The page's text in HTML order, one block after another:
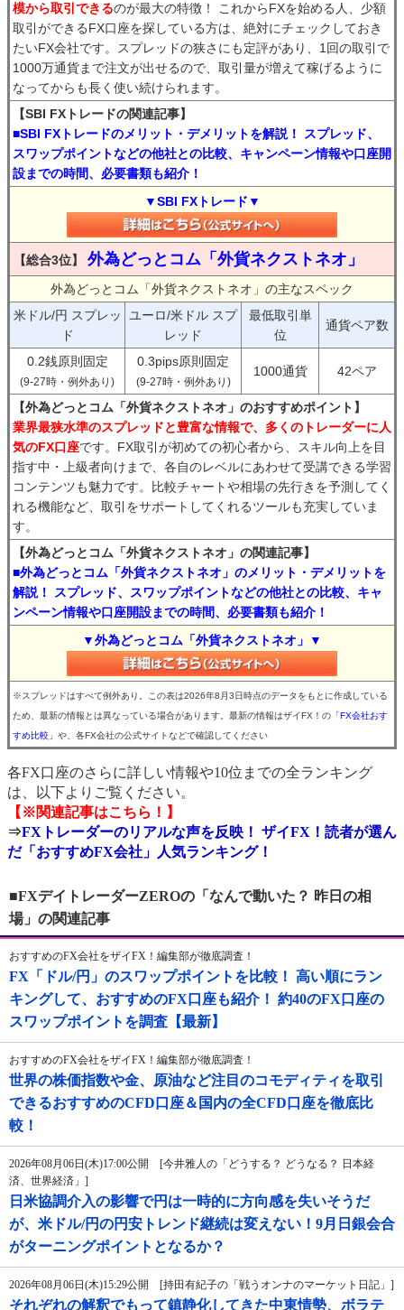
模から取引できるのが最大の特徴！ これからFXを始める人、少額
取引ができるFX口座を探している方は、絶対にチェックしておき
たいFX会社です。スプレッドの狭さにも定評があり、1回の取引で
1000万通貨まで注文が出せるので、取引量が増えて稼げるように
なってからも長く使い続けられます。
【SBI FXトレードの関連記事】
■SBI FXトレードのメリット・デメリットを解説！ スプレッド、
スワップポイントなどの他社との比較、キャンペーン情報や口座開
設までの時間、必要書類も紹介！
▼SBI FXトレード▼
【総合3位】 外為どっとコム「外貨ネクストネオ」
外為どっとコム「外貨ネクストネオ」の主なスペック
米ドル/円 スプレッ
ド
ユーロ/米ドル スプ
レッド
最低取引単
位
通貨ペア数
0.2銭原則固定
(9-27時・例外あり)
0.3pips原則固定
(9-27時・例外あり)
1000通貨 42ペア
【外為どっとコム「外貨ネクストネオ」のおすすめポイント】
業界最狭水準のスプレッドと豊富な情報で、多くのトレーダーに人
気のFX口座です。FX取引が初めての初心者から、スキル向上を目
指す中・上級者向けまで、各自のレベルにあわせて受講できる学習
コンテンツも魅力です。比較チャートや相場の先行きを予測してく
れる機能など、取引をサポートしてくれるツールも充実していま
す。
【外為どっとコム「外貨ネクストネオ」の関連記事】
■外為どっとコム「外貨ネクストネオ」のメリット・デメリットを
解説！ スプレッド、スワップポイントなどの他社との比較、キャ
ンペーン情報や口座開設までの時間、必要書類も紹介！
▼外為どっとコム「外貨ネクストネオ」▼
※スプレッドはすべて例外あり。この表は2026年8月3日時点のデータをもとに作成している
ため、最新の情報とは異なっている場合があります。最新の情報はザイFX！の 「FX会社おす
すめ比較」 や、各FX会社の公式サイトなどで確認してください
各FX口座のさらに詳しい情報や10位までの全ランキング
は、以下よりご覧ください。
【※関連記事はこちら！】
⇒FXトレーダーのリアルな声を反映！ ザイFX！読者が選ん
だ「おすすめFX会社」人気ランキング！
■FXデイトレーダーZEROの「なんで動いた？ 昨日の相
場」の関連記事
おすすめのFX会社をザイFX！編集部が徹底調査！
FX「ドル/円」のスワップポイントを比較！ 高い順にラン
キングして、おすすめのFX口座も紹介！ 約40のFX口座の
スワップポイントを調査【最新】
おすすめのFX会社をザイFX！編集部が徹底調査！
世界の株価指数や金、原油など注目のコモディティを取引
できるおすすめのCFD口座＆国内の全CFD口座を徹底比
較！
2026年08月06日(木)17:00公開 [今井雅人の「どうする？ どうなる？ 日本経
済、世界経済」]
日米協調介入の影響で円は一時的に方向感を失いそうだ
が、米ドル/円の円安トレンド継続は変えない！9月日銀会合
がターニングポイントとなるか？
2026年08月06日(木)15:29公開 [持田有紀子の「戦うオンナのマーケット日記」]
それぞれの解釈でもって鎮静化してきた中東情勢、ボラテ